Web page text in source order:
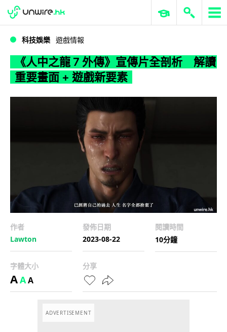
WWDC 2026 ERP 與商業 AI
科技娛樂 遊戲情報
《人中之龍 7 外傳》宣傳片全剖析 解讀
重要畫面 + 遊戲新要素
作者
Lawton
發佈日期
2023-08-22
閱讀時間
10分鐘
字體大小
AAA
分享
ADVERTISEMENT